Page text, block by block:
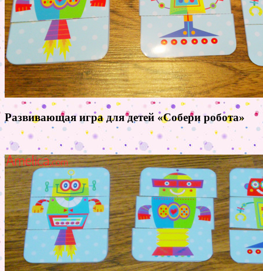
Развивающая игра для детей «Собери робота»